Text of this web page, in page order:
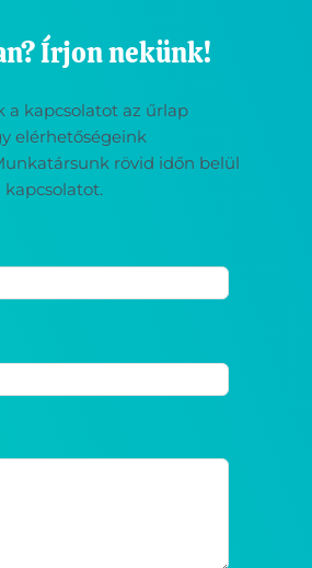
Írjon nekünk!
a kapcsolatot az űrlap
elérhetőségeink
rövid időn belül
kapcsolatot.